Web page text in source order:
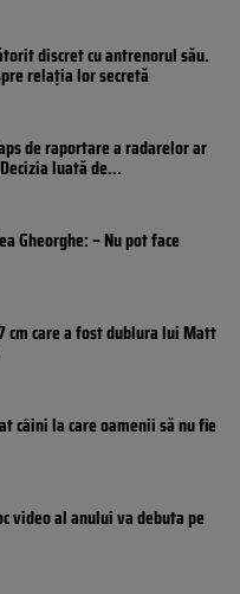
discret cu antrenorul său.
relația lor secretă
de raportare a radarelor ar
luată de...
Gheorghe: – Nu pot face
cm care a fost dublura lui Matt
câini la care oamenii să nu fie
video al anului va debuta pe